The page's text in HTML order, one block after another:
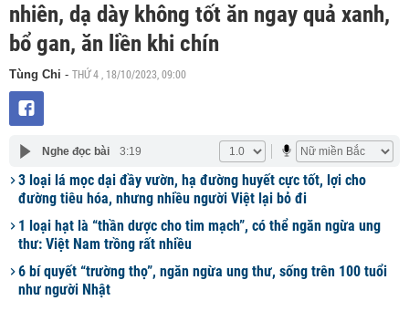
nhiên, dạ dày không tốt ăn ngay quả xanh,
bổ gan, ăn liền khi chín
Tùng Chi - THỨ 4 , 18/10/2023, 09:00
Nghe đọc bài 3:19
3 loại lá mọc dại đầy vườn, hạ đường huyết cực tốt, lợi cho
đường tiêu hóa, nhưng nhiều người Việt lại bỏ đi
1 loại hạt là “thần dược cho tim mạch”, có thể ngăn ngừa ung
thư: Việt Nam trồng rất nhiều
6 bí quyết “trường thọ”, ngăn ngừa ung thư, sống trên 100 tuổi
như người Nhật